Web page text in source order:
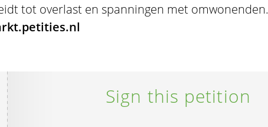
tot overlast en spanningen met omwonenden.
Sign this petition